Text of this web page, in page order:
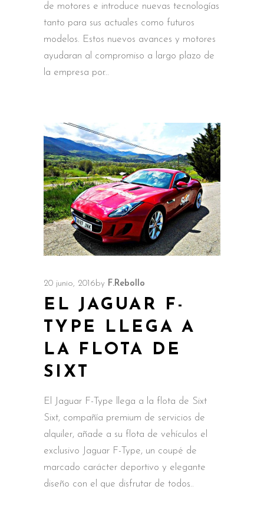
de motores e introduce nuevas tecnologías
tanto para sus actuales como futuros
modelos. Estos nuevos avances y motores
ayudaran al compromiso a largo plazo de
la empresa por
20 junio, 2016 by F.Rebollo
EL JAGUAR F-
TYPE LLEGA A
LA FLOTA DE
SIXT
El Jaguar F-Type llega a la flota de Sixt
Sixt, compañía premium de servicios de
alquiler, añade a su flota de vehículos el
exclusivo Jaguar F-Type, un coupé de
marcado carácter deportivo y elegante
diseño con el que disfrutar de todos